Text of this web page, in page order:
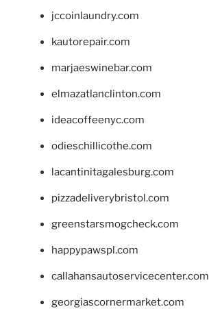
jccoinlaundry.com
kautorepair.com
marjaeswinebar.com
elmazatlanclinton.com
ideacoffeenyc.com
odieschillicothe.com
lacantinitagalesburg.com
pizzadeliverybristol.com
greenstarsmogcheck.com
happypawspl.com
callahansautoservicecenter.com
georgiascornermarket.com